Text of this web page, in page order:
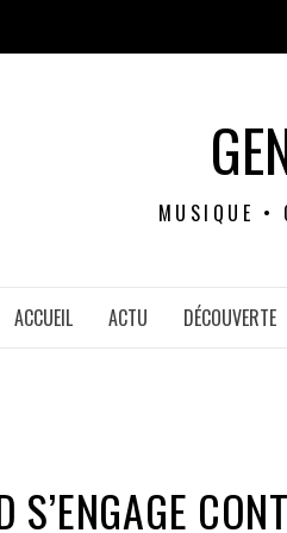
MUSIQUE •
ACCUEIL ACTU DÉCOUVERTE
S’ENGAGE